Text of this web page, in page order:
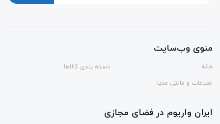
منوی وب‌سایت
خانه
دسته بندی کالاها
اطلاعات و مالتی مدیا
ایران واریوم در فضای مجازی